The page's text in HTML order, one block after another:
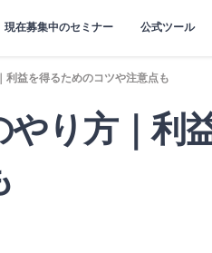
現在募集中のセミナー 公式ツール
利益を得るためのコツや注意点も
り方｜利